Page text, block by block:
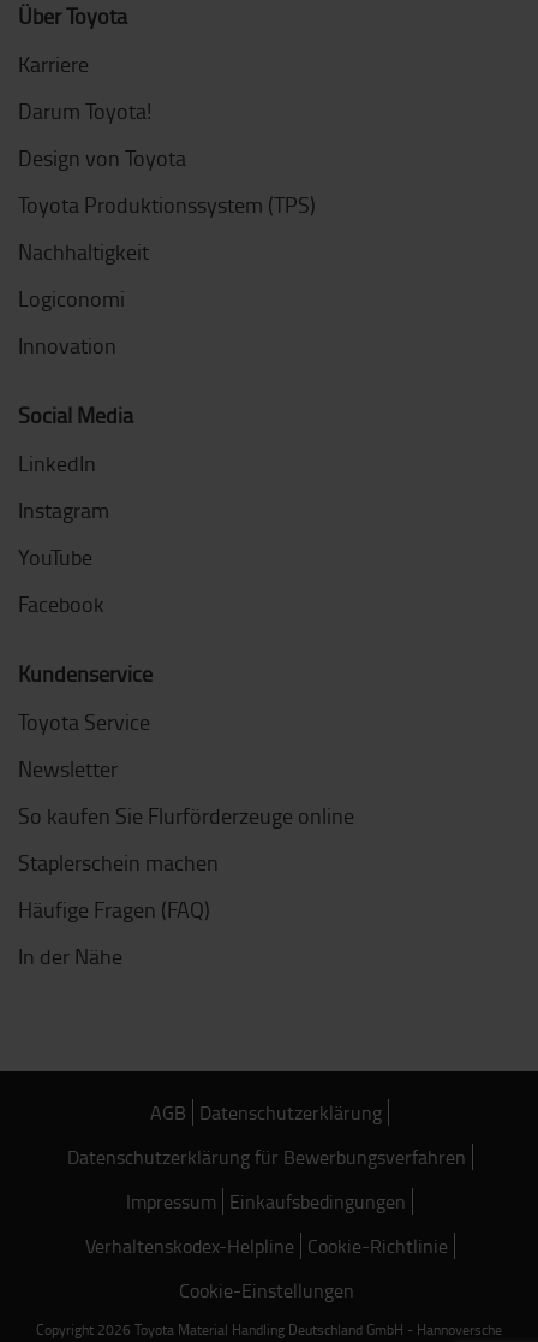
Über Toyota
Karriere
Darum Toyota!
Design von Toyota
Toyota Produktionssystem (TPS)
Nachhaltigkeit
Logiconomi
Innovation
Social Media
LinkedIn
Instagram
YouTube
Facebook
Kundenservice
Toyota Service
Newsletter
So kaufen Sie Flurförderzeuge online
Staplerschein machen
Häufige Fragen (FAQ)
In der Nähe
AGB Datenschutzerklärung
Datenschutzerklärung für Bewerbungsverfahren
Impressum Einkaufsbedingungen
Verhaltenskodex-Helpline Cookie-Richtlinie
Cookie-Einstellungen
Copyright 2026 Toyota Material Handling Deutschland GmbH - Hannoversche